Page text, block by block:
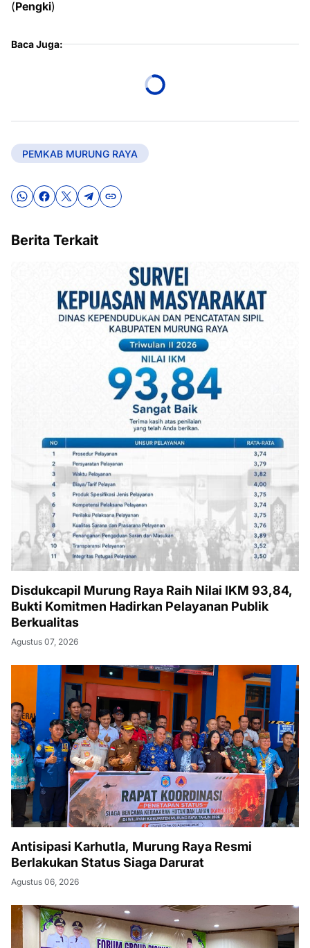
(Pengki)
Baca Juga:
PEMKAB MURUNG RAYA
Berita Terkait
Disdukcapil Murung Raya Raih Nilai IKM 93,84,
Bukti Komitmen Hadirkan Pelayanan Publik
Berkualitas
Agustus 07, 2026
Antisipasi Karhutla, Murung Raya Resmi
Berlakukan Status Siaga Darurat
Agustus 06, 2026